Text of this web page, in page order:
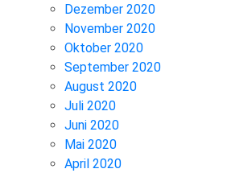
Dezember 2020
November 2020
Oktober 2020
September 2020
August 2020
Juli 2020
Juni 2020
Mai 2020
April 2020